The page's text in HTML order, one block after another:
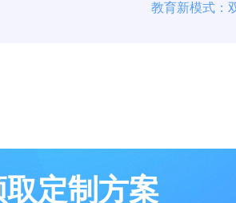
教育新模式：
定制方案